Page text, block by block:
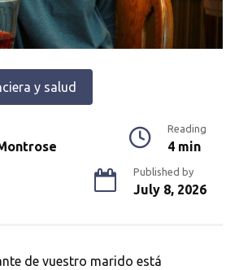
y salud
Reading
4 min
Published by
July 8, 2026
de vuestro marido está